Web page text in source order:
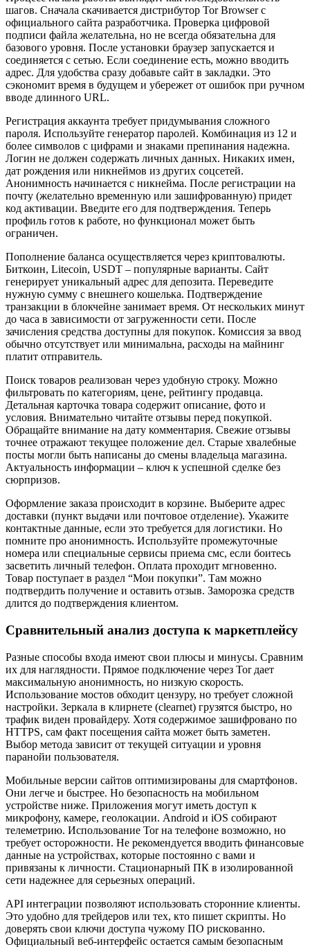
шагов. Сначала скачивается дистрибутор Tor Browser с
официального сайта разработчика. Проверка цифровой
подписи файла желательна, но не всегда обязательна для
базового уровня. После установки браузер запускается и
соединяется с сетью. Если соединение есть, можно вводить
адрес. Для удобства сразу добавьте сайт в закладки. Это
сэкономит время в будущем и убережет от ошибок при ручном
вводе длинного URL.
Регистрация аккаунта требует придумывания сложного
пароля. Используйте генератор паролей. Комбинация из 12 и
более символов с цифрами и знаками препинания надежна.
Логин не должен содержать личных данных. Никаких имен,
дат рождения или никнеймов из других соцсетей.
Анонимность начинается с никнейма. После регистрации на
почту (желательно временную или зашифрованную) придет
код активации. Введите его для подтверждения. Теперь
профиль готов к работе, но функционал может быть
ограничен.
Пополнение баланса осуществляется через криптовалюты.
Биткоин, Litecoin, USDT – популярные варианты. Сайт
генерирует уникальный адрес для депозита. Переведите
нужную сумму с внешнего кошелька. Подтверждение
транзакции в блокчейне занимает время. От нескольких минут
до часа в зависимости от загруженности сети. После
зачисления средства доступны для покупок. Комиссия за ввод
обычно отсутствует или минимальна, расходы на майнинг
платит отправитель.
Поиск товаров реализован через удобную строку. Можно
фильтровать по категориям, цене, рейтингу продавца.
Детальная карточка товара содержит описание, фото и
условия. Внимательно читайте отзывы перед покупкой.
Обращайте внимание на дату комментария. Свежие отзывы
точнее отражают текущее положение дел. Старые хвалебные
посты могли быть написаны до смены владельца магазина.
Актуальность информации – ключ к успешной сделке без
сюрпризов.
Оформление заказа происходит в корзине. Выберите адрес
доставки (пункт выдачи или почтовое отделение). Укажите
контактные данные, если это требуется для логистики. Но
помните про анонимность. Используйте промежуточные
номера или специальные сервисы приема смс, если боитесь
засветить личный телефон. Оплата проходит мгновенно.
Товар поступает в раздел “Мои покупки”. Там можно
подтвердить получение и оставить отзыв. Заморозка средств
длится до подтверждения клиентом.
Сравнительный анализ доступа к маркетплейсу
Разные способы входа имеют свои плюсы и минусы. Сравним
их для наглядности. Прямое подключение через Tor дает
максимальную анонимность, но низкую скорость.
Использование мостов обходит цензуру, но требует сложной
настройки. Зеркала в клирнете (clearnet) грузятся быстро, но
трафик виден провайдеру. Хотя содержимое зашифровано по
HTTPS, сам факт посещения сайта может быть заметен.
Выбор метода зависит от текущей ситуации и уровня
паранойи пользователя.
Мобильные версии сайтов оптимизированы для смартфонов.
Они легче и быстрее. Но безопасность на мобильном
устройстве ниже. Приложения могут иметь доступ к
микрофону, камере, геолокации. Android и iOS собирают
телеметрию. Использование Tor на телефоне возможно, но
требует осторожности. Не рекомендуется вводить финансовые
данные на устройствах, которые постоянно с вами и
привязаны к личности. Стационарный ПК в изолированной
сети надежнее для серьезных операций.
API интеграции позволяют использовать сторонние клиенты.
Это удобно для трейдеров или тех, кто пишет скрипты. Но
доверять свои ключи доступа чужому ПО рискованно.
Официальный веб-интерфейс остается самым безопасным